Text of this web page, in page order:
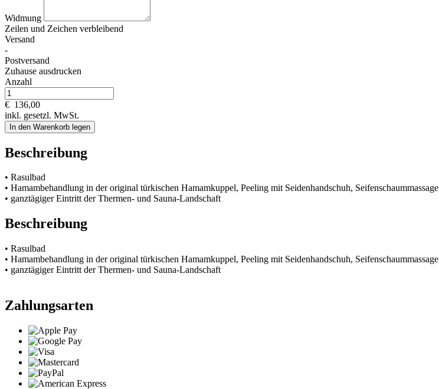
Widmung
Zeilen und Zeichen verbleibend
Versand
-
Postversand
Zuhause ausdrucken
Anzahl
€ 136,00
inkl. gesetzl. MwSt.
In den Warenkorb legen
Beschreibung
• Rasulbad
• Hamambehandlung in der original türkischen Hamamkuppel, Peeling mit Seidenhandschuh, Seifenschaummassage
• ganztägiger Eintritt der Thermen- und Sauna-Landschaft
Beschreibung
• Rasulbad
• Hamambehandlung in der original türkischen Hamamkuppel, Peeling mit Seidenhandschuh, Seifenschaummassage
• ganztägiger Eintritt der Thermen- und Sauna-Landschaft
Zahlungsarten